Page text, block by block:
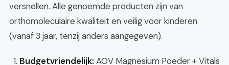
versnellen. Alle genoemde producten zijn van
orthomoleculaire kwaliteit en veilig voor kinderen
(vanaf 3 jaar, tenzij anders aangegeven).
Budgetvriendelijk: AOV Magnesium Poeder + Vitals